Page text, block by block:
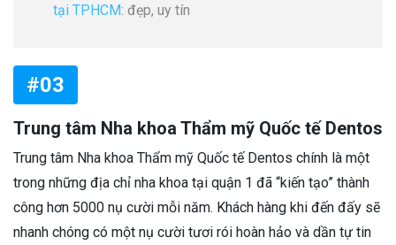
tại TPHCM: đẹp, uy tín
#03
Trung tâm Nha khoa Thẩm mỹ Quốc tế Dentos
Trung tâm Nha khoa Thẩm mỹ Quốc tế Dentos chính là một
trong những địa chỉ nha khoa tại quận 1 đã “kiến tạo” thành
công hơn 5000 nụ cười mỗi năm. Khách hàng khi đến đấy sẽ
nhanh chóng có một nụ cười tươi rói hoàn hảo và dần tự tin